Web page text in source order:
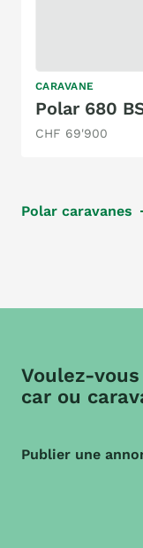
CARAVANE
CHF 69'900
Polar caravanes
Voulez-
car ou
Publier une